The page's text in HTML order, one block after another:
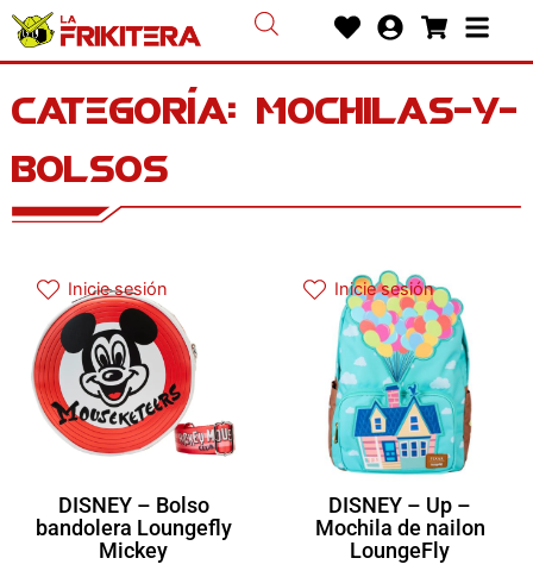
contenido
HeartUser-
circlecart
Bars
Categoría: mochilas-y-
bolsos
Inicie sesión
DISNEY – Bolso
bandolera Loungefly
Mickey
Inicie sesión
DISNEY – Up –
Mochila de nailon
LoungeFly